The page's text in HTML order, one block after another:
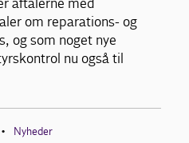
aftalerne med
om reparations- og
og som noget nye
nu også til
• Nyheder